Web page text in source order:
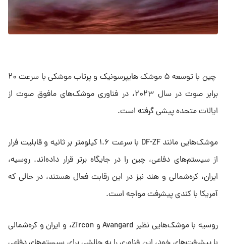
چین با توسعه ۵ موشک هایپرسونیک و پرتاب موشکی با سرعت ۲۰
برابر صوت در سال ۲۰۲۳، در فناوری موشک‌های مافوق صوت از
ایالات متحده پیشی گرفته است.
موشک‌هایی مانند DF-ZF با سرعت ۱.۶ کیلومتر بر ثانیه و قابلیت فرار
از سیستم‌های دفاعی، چین را در جایگاه برتر قرار داده‌اند. روسیه،
ایران، کره‌شمالی و هند نیز در این رقابت فعال هستند، در حالی که
آمریکا با کندی پیشرفت مواجه است.
روسیه با موشک‌هایی نظیر Avangard و Zircon، و ایران و کره‌شمالی